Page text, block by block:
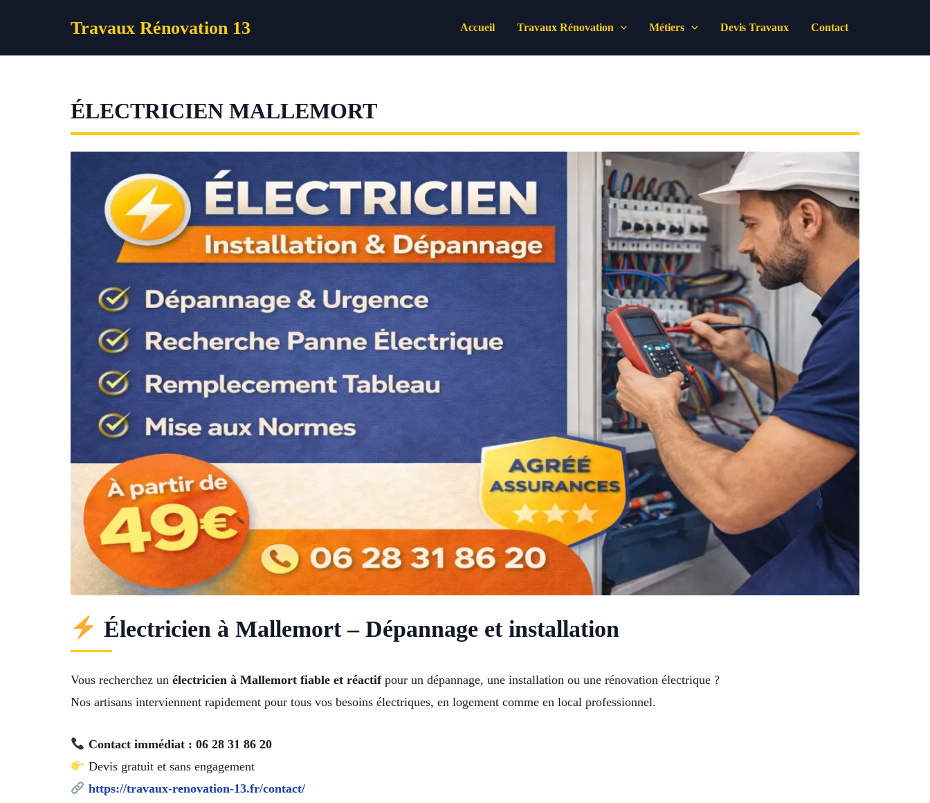
Travaux Rénovation 13 Accueil Travaux Rénovation Métiers Devis Travaux Contact
ÉLECTRICIEN MALLEMORT
Électricien à Mallemort – Dépannage et installation
Vous recherchez un électricien à Mallemort fiable et réactifpour un dépannage, une installation ou une rénovation électrique ?
Nos artisans interviennent rapidement pour tous vos besoins électriques, en logement comme en local professionnel.
Contact immédiat : 06 28 31 86 20
Devis gratuit et sans engagement
https://travaux-renovation-13.fr/contact/